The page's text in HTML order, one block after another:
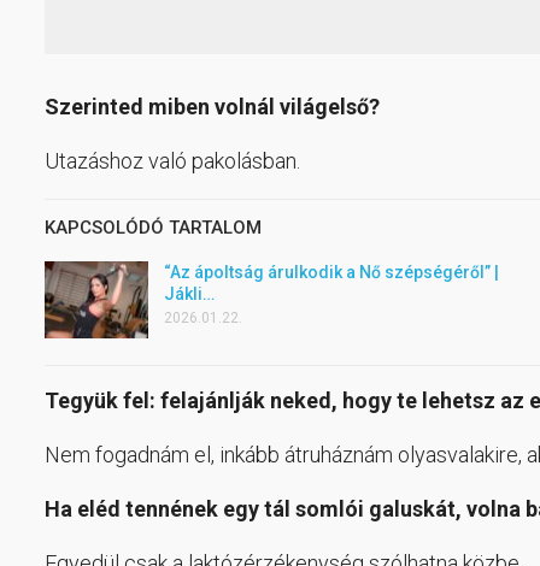
Szerinted miben volnál világelső?
Utazáshoz való pakolásban.
KAPCSOLÓDÓ TARTALOM
“Az ápoltság árulkodik a Nő szépségéről” |
Jákli…
2026.01.22.
Tegyük fel: felajánlják neked, hogy te lehetsz az
Nem fogadnám el, inkább átruháznám olyasvalakire,
Ha eléd tennének egy tál somlói galuskát, volna